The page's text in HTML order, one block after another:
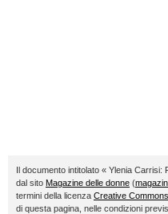
Il documento intitolato « Ylenia
dal sito Magazine delle donne (
termini della licenza Creative Commons
di questa pagina, nelle condizioni